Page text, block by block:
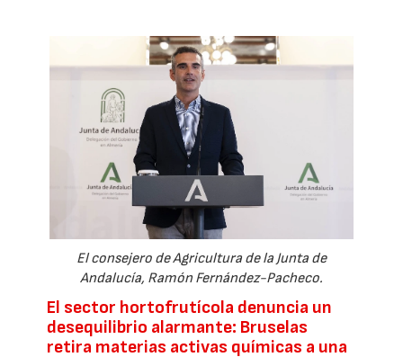
El consejero de Agricultura de la Junta de
Andalucía, Ramón Fernández-Pacheco.
El sector hortofrutícola denuncia un
desequilibrio alarmante: Bruselas
retira materias activas químicas a una